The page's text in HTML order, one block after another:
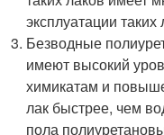
эксплуатации таких
Безводные
имеют высокий
химикатам и
лак быстрее, чем
пола